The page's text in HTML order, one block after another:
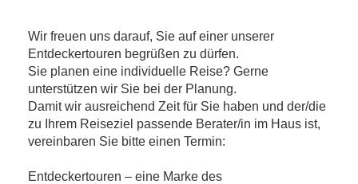
Wir freuen uns darauf, Sie auf einer unserer
Entdeckertouren begrüßen zu dürfen.
Sie planen eine individuelle Reise? Gerne
unterstützen wir Sie bei der Planung.
Damit wir ausreichend Zeit für Sie haben und der/die
zu Ihrem Reiseziel passende Berater/in im Haus ist,
vereinbaren Sie bitte einen Termin:
Entdeckertouren – eine Marke des